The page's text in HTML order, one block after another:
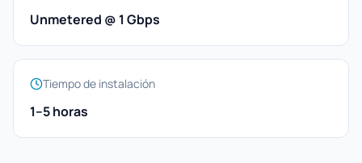
Unmetered @ 1 Gbps
Tiempo de instalación
1–5 horas